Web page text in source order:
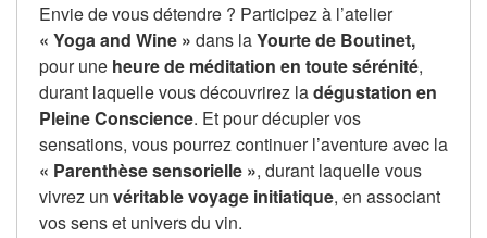
Envie de vous détendre ? Participez à l’atelier
« Yoga and Wine » dans laYourte de Boutinet,
pour une heure de méditation en toute sérénité,
durant laquelle vous découvrirez ladégustation en
Pleine Conscience. Et pour décupler vos
sensations, vous pourrez continuer l’aventure avec la
« Parenthèse sensorielle », durant laquelle vous
vivrez un véritable voyage initiatique, en associant
vos sens et univers du vin.